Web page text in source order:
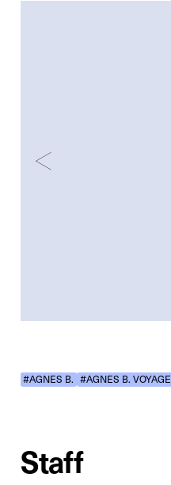
#AGNES B. #AGNES B. VOYAGE
Staff